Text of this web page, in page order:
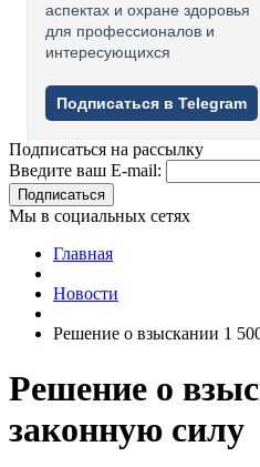
аспектах и охране здоровья
для профессионалов и
интересующихся
Подписаться в Telegram
Подписаться на рассылку
Введите ваш E-mail:
Подписаться
Мы в социальных сетях
Главная
Новости
Решение о взыскании 1
Решение о
законную силу